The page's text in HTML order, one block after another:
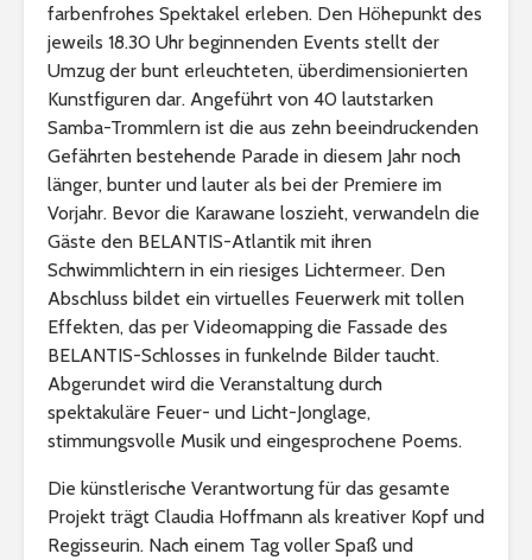
farbenfrohes Spektakel erleben. Den Höhepunkt des
jeweils 18.30 Uhr beginnenden Events stellt der
Umzug der bunt erleuchteten, überdimensionierten
Kunstfiguren dar. Angeführt von 40 lautstarken
Samba-Trommlern ist die aus zehn beeindruckenden
Gefährten bestehende Parade in diesem Jahr noch
länger, bunter und lauter als bei der Premiere im
Vorjahr. Bevor die Karawane loszieht, verwandeln die
Gäste den BELANTIS-Atlantik mit ihren
Schwimmlichtern in ein riesiges Lichtermeer. Den
Abschluss bildet ein virtuelles Feuerwerk mit tollen
Effekten, das per Videomapping die Fassade des
BELANTIS-Schlosses in funkelnde Bilder taucht.
Abgerundet wird die Veranstaltung durch
spektakuläre Feuer- und Licht-Jonglage,
stimmungsvolle Musik und eingesprochene Poems.
Die künstlerische Verantwortung für das gesamte
Projekt trägt Claudia Hoffmann als kreativer Kopf und
Regisseurin. Nach einem Tag voller Spaß und